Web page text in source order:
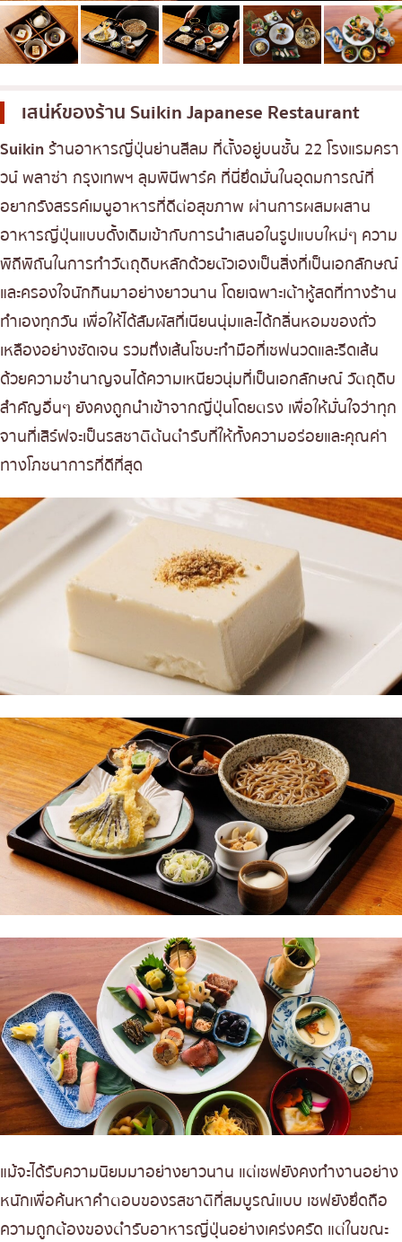
อาหารชุด/อาหารญี่ปุ่นสไตล์โฮมคุกกิ้ง
เบนโตะ/บริการส่งอาหารญี่ปุ่น
สมุทรสาคร
ภูเก็ต
ธนิยะ
พระราม 3
พระราม4
อื่นๆ
เสน่ห์ของร้านSuikin Japanese Restaurant
Suikinร้านอาหารญี่ปุ่นย่านสีลม ที่ตั้งอยู่บนชั้น 22 โรงแรมครา
วน์ พลาซ่า กรุงเทพฯ ลุมพินีพาร์ค ที่นี่ยึดมัั่นในอุดมการณ์ที่
อยากรังสรรค์เมนูอาหารที่ดีต่อสุขภาพ ผ่านการผสมผสาน
อาหารญี่ปุ่นแบบดั้งเดิมเข้ากับการนำเสนอในรูปแบบใหม่ๆ ความ
พิถีพิถันในการทำวัตถุดิบหลักด้วยตัวเองเป็นสิ่งที่เป็นเอกลักษณ์
และครองใจนักกินมาอย่างยาวนาน โดยเฉพาะเต้าหู้สดที่ทางร้าน
ทำเองทุกวัน เพื่อให้ได้สัมผัสที่เนียนนุ่มและได้กลิ่นหอมของถั่ว
เหลืองอย่างชัดเจน รวมถึงเส้นโซบะทำมือที่เชฟนวดและรีดเส้น
ด้วยความชำนาญจนได้ความเหนียวนุ่มที่เป็นเอกลักษณ์ วัตถุดิบ
สำคัญอื่นๆ ยังคงถูกนำเข้าจากญี่ปุ่นโดยตรง เพื่อให้มั่นใจว่าทุก
จานที่เสิร์ฟจะเป็นรสชาติต้นตำรับที่ให้ทั้งความอร่อยและคุณค่า
ทางโภชนาการที่ดีที่สุด
แม้จะได้รับความนิยมมาอย่างยาวนาน แต่เชฟยังคงทำงานอย่าง
หนักเพื่อค้นหาคำตอบของรสชาติที่สมบูรณ์แบบ เชฟยังยึดถือ
ความถูกต้องของตำรับอาหารญี่ปุ่นอย่างเคร่งครัด แต่ในขณะ